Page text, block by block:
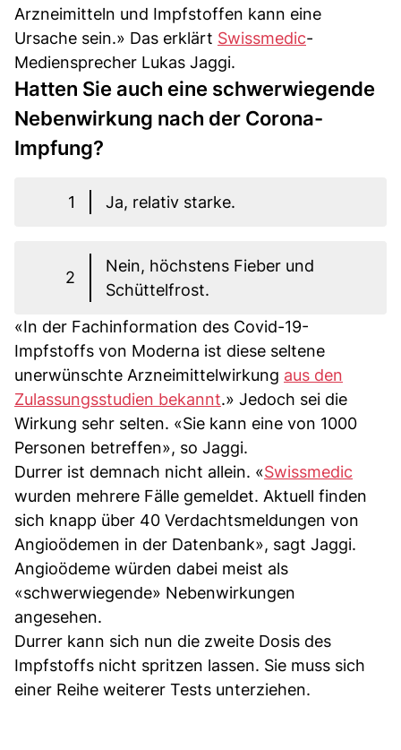
Arzneimitteln und Impfstoffen kann eine
Ursache sein.» Das erklärt Swissmedic-
Mediensprecher Lukas Jaggi.
Hatten Sie auch eine schwerwiegende
Nebenwirkung nach der Corona-
Impfung?
1 Ja, relativ starke.
2
Nein, höchstens Fieber und
Schüttelfrost.
«In der Fachinformation des Covid-19-
Impfstoffs von Moderna ist diese seltene
unerwünschte Arzneimittelwirkung aus den
Zulassungsstudien bekannt.» Jedoch sei die
Wirkung sehr selten. «Sie kann eine von 1000
Personen betreffen», so Jaggi.
Durrer ist demnach nicht allein. «Swissmedic
wurden mehrere Fälle gemeldet. Aktuell finden
sich knapp über 40 Verdachtsmeldungen von
Angioödemen in der Datenbank», sagt Jaggi.
Angioödeme würden dabei meist als
«schwerwiegende» Nebenwirkungen
angesehen.
Durrer kann sich nun die zweite Dosis des
Impfstoffs nicht spritzen lassen. Sie muss sich
einer Reihe weiterer Tests unterziehen.